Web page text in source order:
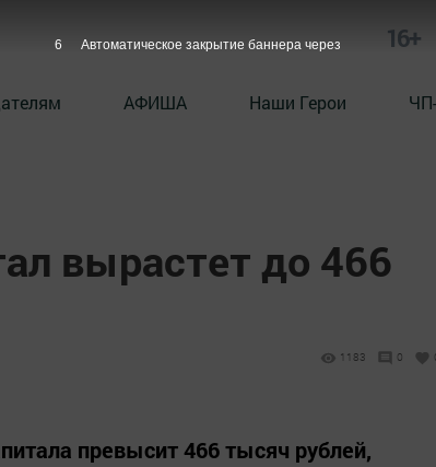
16+
АФИША Наши Герои
вырастет до 466
1183 0
превысит 466 тысяч рублей,
5 Автоматическое закрытие баннера через